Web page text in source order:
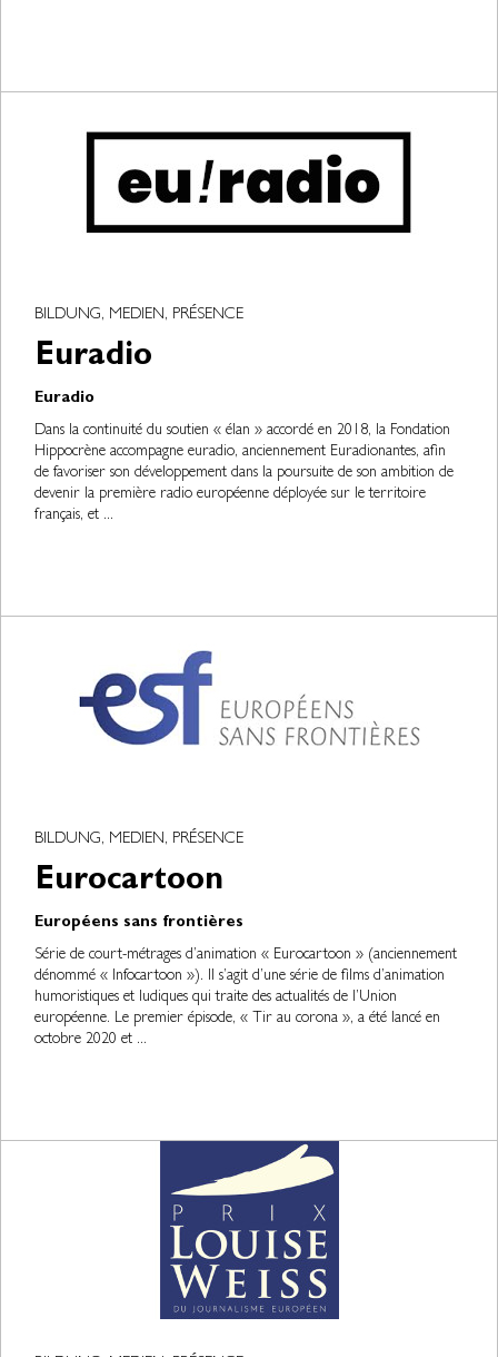
BILDUNG, MEDIEN, PRÉSENCE
Euradio
Euradio
Dans la continuité du soutien « élan » accordé en 2018, la Fondation
Hippocrène accompagne euradio, anciennement Euradionantes, afin
de favoriser son développement dans la poursuite de son ambition de
devenir la première radio européenne déployée sur le territoire
français, et ...
BILDUNG, MEDIEN, PRÉSENCE
Eurocartoon
Européens sans frontières
Série de court-métrages d’animation « Eurocartoon » (anciennement
dénommé « Infocartoon »). Il s’agit d’une série de films d’animation
humoristiques et ludiques qui traite des actualités de l’Union
européenne. Le premier épisode, « Tir au corona », a été lancé en
octobre 2020 et ...